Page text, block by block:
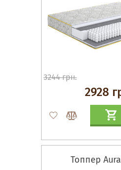
3244 грн.
2928
Топпер